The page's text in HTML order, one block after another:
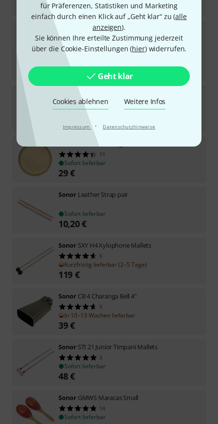
für Präferenzen, Statistiken und Marketing
einfach durch einen Klick auf „Geht klar“ zu (alle
anzeigen).
Sie können Ihre erteilte Zustimmung jederzeit
über die Cookie-Einstellungen (hier) widerrufen.
Geht klar
Cookies ablehnen Weitere Infos
Impressum · Datenschutzhinweise
UVP: 2.299 €
-22%
RB Joggle Bear
20
Sofort lieferbar
15
LRMS-S Round Metal Shaker
7
Sofort lieferbar
CHHB 8 8" Bongoskin
11
Sofort lieferbar
29€
Sonor Leather Strap pair
Sofort lieferbar
10,20€
Sonor SXY H4 Xylophone Mallets
5
Kurzfristig lieferbar (2–5 Tage)
119 €
Sonor CB 4 Charanga Bell 4"
5
In 10–13 Wochen lieferbar
39€
Sonor STI 21 Junior Timpani Mallets
3
Sofort lieferbar
48€
Sonor GMWS Maracas Small
14
Sofort lieferbar